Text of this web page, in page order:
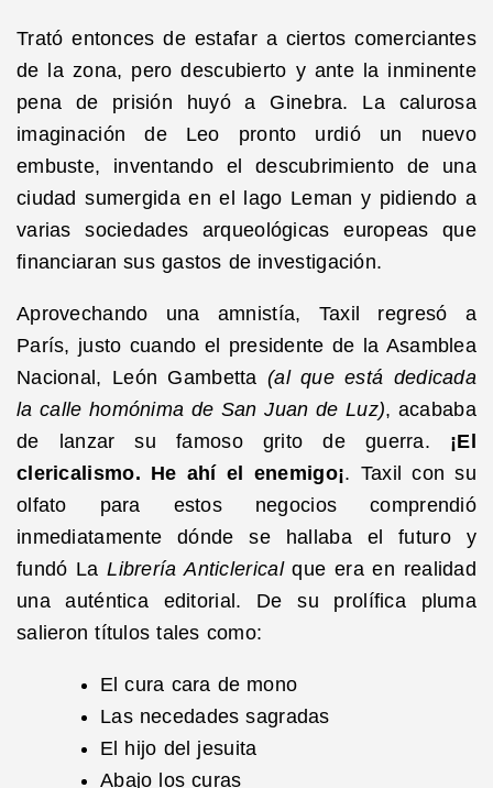
Trató entonces de estafar a ciertos comerciantes
de la zona, pero descubierto y ante la inminente
pena de prisión huyó a Ginebra. La calurosa
imaginación de Leo pronto urdió un nuevo
embuste, inventando el descubrimiento de una
ciudad sumergida en el lago Leman y pidiendo a
varias sociedades arqueológicas europeas que
financiaran sus gastos de investigación.
Aprovechando una amnistía, Taxil regresó a
París, justo cuando el presidente de la Asamblea
Nacional, León Gambetta (al que está dedicada
la calle homónima de San Juan de Luz), acababa
de lanzar su famoso grito de guerra. ¡El
clericalismo. He ahí el enemigo¡. Taxil con su
olfato para estos negocios comprendió
inmediatamente dónde se hallaba el futuro y
fundó LaLibrería Anticlericalque era en realidad
una auténtica editorial. De su prolífica pluma
salieron títulos tales como:
El cura cara de mono
Las necedades sagradas
El hijo del jesuita
Abajo los curas